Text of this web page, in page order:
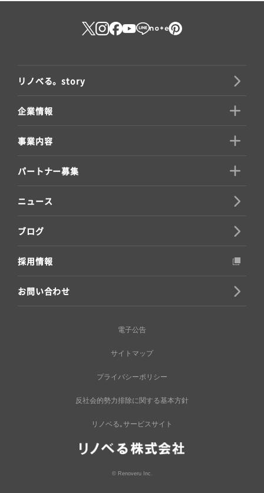
リノべる。story
企業情報
事業内容
パートナー募集
ニュース
ブログ
採用情報
お問い合わせ
電子公告
サイトマップ
プライバシーポリシー
反社会的勢力排除に関する基本方針
リノベる｡サービスサイト
© Renoveru Inc.